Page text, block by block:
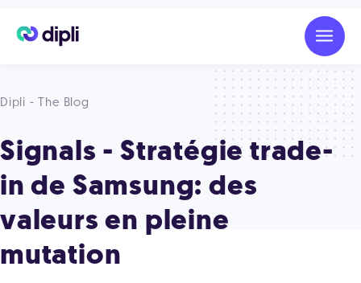
Dipli - The Blog
Signals - Stratégie trade-
in de Samsung: des
valeurs en pleine
mutation